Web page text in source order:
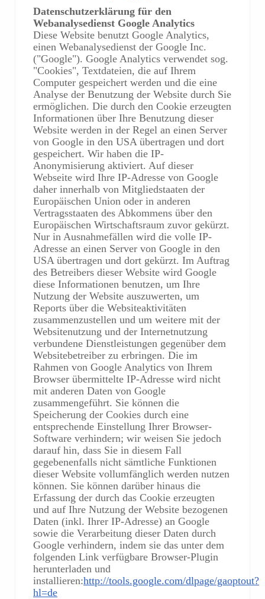
Datenschutzerklärung für den
Webanalysedienst Google Analytics
Diese Website benutzt Google Analytics,
einen Webanalysedienst der Google Inc.
("Google"). Google Analytics verwendet sog.
"Cookies", Textdateien, die auf Ihrem
Computer gespeichert werden und die eine
Analyse der Benutzung der Website durch Sie
ermöglichen. Die durch den Cookie erzeugten
Informationen über Ihre Benutzung dieser
Website werden in der Regel an einen Server
von Google in den USA übertragen und dort
gespeichert. Wir haben die IP-
Anonymisierung aktiviert. Auf dieser
Webseite wird Ihre IP-Adresse von Google
daher innerhalb von Mitgliedstaaten der
Europäischen Union oder in anderen
Vertragsstaaten des Abkommens über den
Europäischen Wirtschaftsraum zuvor gekürzt.
Nur in Ausnahmefällen wird die volle IP-
Adresse an einen Server von Google in den
USA übertragen und dort gekürzt. Im Auftrag
des Betreibers dieser Website wird Google
diese Informationen benutzen, um Ihre
Nutzung der Website auszuwerten, um
Reports über die Websiteaktivitäten
zusammenzustellen und um weitere mit der
Websitenutzung und der Internetnutzung
verbundene Dienstleistungen gegenüber dem
Websitebetreiber zu erbringen. Die im
Rahmen von Google Analytics von Ihrem
Browser übermittelte IP-Adresse wird nicht
mit anderen Daten von Google
zusammengeführt. Sie können die
Speicherung der Cookies durch eine
entsprechende Einstellung Ihrer Browser-
Software verhindern; wir weisen Sie jedoch
darauf hin, dass Sie in diesem Fall
gegebenenfalls nicht sämtliche Funktionen
dieser Website vollumfänglich werden nutzen
können. Sie können darüber hinaus die
Erfassung der durch das Cookie erzeugten
und auf Ihre Nutzung der Website bezogenen
Daten (inkl. Ihrer IP-Adresse) an Google
sowie die Verarbeitung dieser Daten durch
Google verhindern, indem sie das unter dem
folgenden Link verfügbare Browser-Plugin
herunterladen und
installieren:http://tools.google.com/dlpage/gaoptout?
hl=de